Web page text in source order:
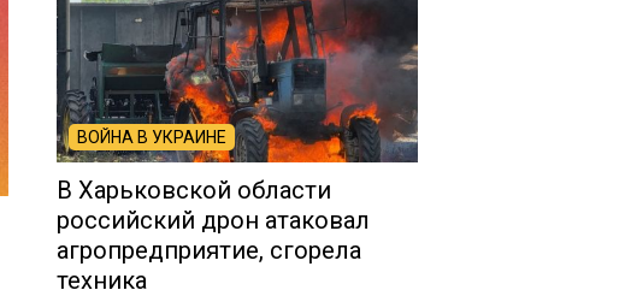
ВОЙНА В УКРАИНЕ
В Харьковской области
российский дрон атаковал
агропредприятие, сгорела
техника